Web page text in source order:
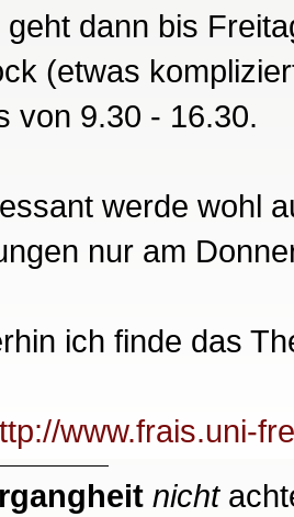
geht dann bis
(etwas
von 9.30 - 16.30.
werde wohl
nur am
ich finde das
www.frais.uni-
nicht